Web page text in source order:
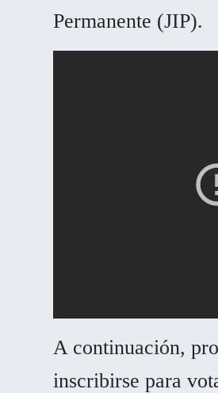
Permanente (JIP).
A continuación,
inscribirse para